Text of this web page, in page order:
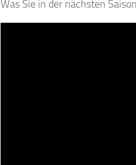
Was Sie in der nächsten